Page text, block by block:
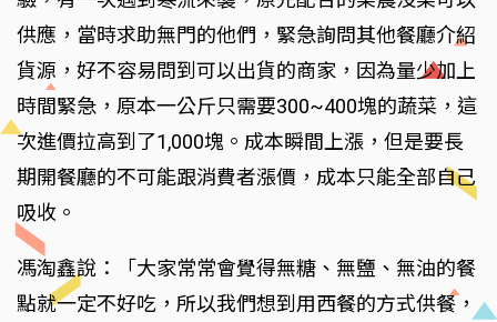
供應，當時求助無門的他們，緊急詢問其他餐廳介紹
貨源，好不容易問到可以出貨的商家，因為量少加上
時間緊急，原本一公斤只需要300~400塊的蔬菜，這
次進價拉高到了1,000塊。成本瞬間上漲，但是要長
期開餐廳的不可能跟消費者漲價，成本只能全部自己
吸收。
馮淘鑫說：「大家常常會覺得無糖、無鹽、無油的餐
點就一定不好吃，所以我們想到用西餐的方式供餐，